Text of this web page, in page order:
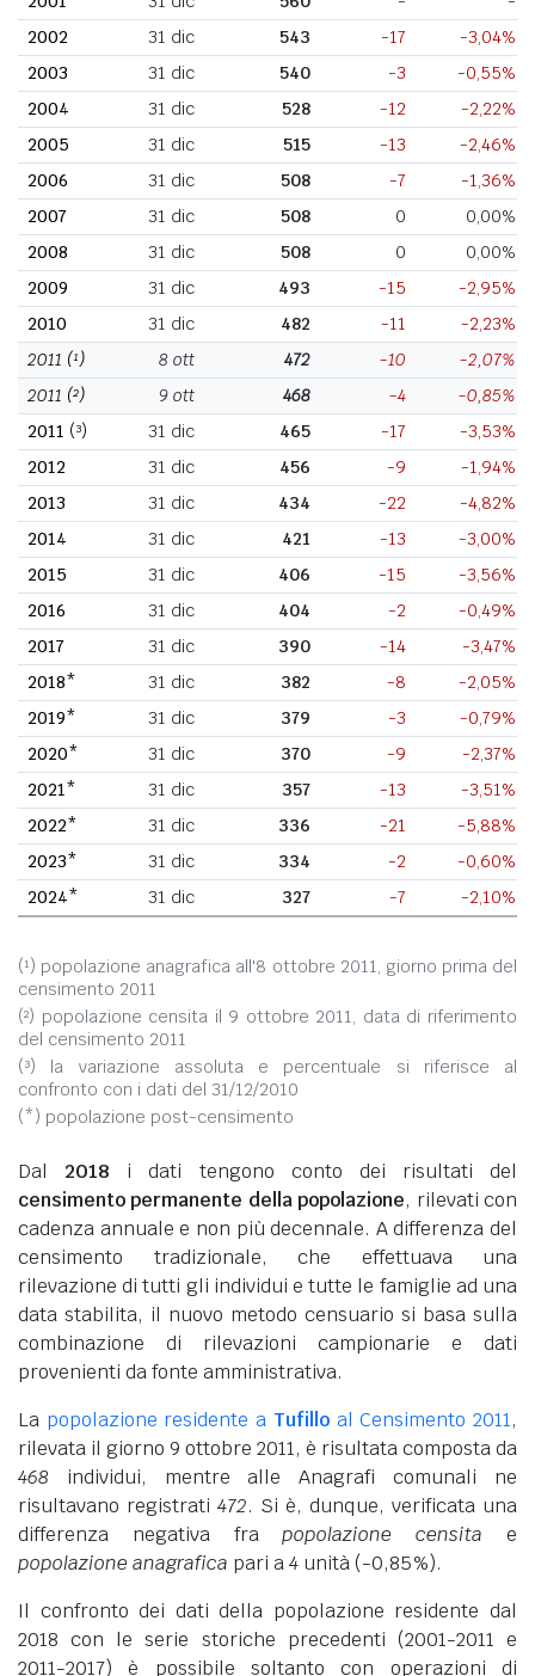
2002
31 dic 543 -17
-3,04%
2003
31 dic 540 -3
-0,55%
2004
31 dic 528 -12
-2,22%
2005
31 dic 515 -13
-2,46%
2006
31 dic 508 -7
-1,36%
2007
31 dic 508 0
0,00%
2008
31 dic 508 0
0,00%
2009
31 dic 493 -15
-2,95%
2010
31 dic 482 -11
-2,23%
2011 (¹) 8 ott 472 -10
-2,07%
2011 (²) 9 ott 468 -4
-0,85%
2011 (³) 31 dic 465 -17
-3,53%
2012
31 dic 456 -9
-1,94%
2013
31 dic 434 -22
-4,82%
2014
31 dic 421 -13
-3,00%
2015
31 dic 406 -15
-3,56%
2016
31 dic 404 -2
-0,49%
2017
31 dic 390 -14
-3,47%
2018*
31 dic 382 -8
-2,05%
2019*
31 dic 379 -3
-0,79%
2020*
31 dic 370 -9
-2,37%
2021*
31 dic 357 -13
-3,51%
2022*
31 dic 336 -21
-5,88%
2023*
31 dic 334 -2
-0,60%
2024*
31 dic 327 -7 -2,10%
(¹) popolazione anagrafica all'8 ottobre 2011, giorno prima del
censimento 2011
(²) popolazione censita il 9 ottobre 2011, data di riferimento
del censimento 2011
(³) la variazione assoluta e percentuale si riferisce al
confronto con i dati del 31/12/2010
(*) popolazione post-censimento
Dal 2018 i dati tengono conto dei risultati del
censimento permanente della popolazione, rilevati con
cadenza annuale e non più decennale. A differenza del
censimento tradizionale, che effettuava una
rilevazione di tutti gli individui e tutte le famiglie ad una
data stabilita, il nuovo metodo censuario si basa sulla
combinazione di rilevazioni campionarie e dati
provenienti da fonte amministrativa.
La popolazione residente a Tufilloal Censimento 2011,
rilevata il giorno 9 ottobre 2011, è risultata composta da
468 individui, mentre alle Anagrafi comunali ne
risultavano registrati 472. Si è, dunque, verificata una
differenza negativa frapopolazione censita e
popolazione anagrafica pari a4 unità (-0,85%).
Il confronto dei dati della popolazione residente dal
2018 con le serie storiche precedenti (2001-2011 e
2011-2017) è possibile soltanto con operazioni di